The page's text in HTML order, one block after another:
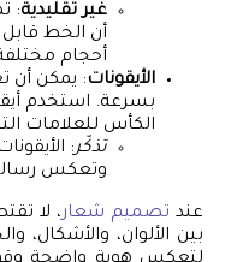
غير تقليدية:
أن الخط
أحجام
الأيقونات: يمكن أن
بسرعة. استخدم
الكأس للعلامات
تذكّر:
وتعكس
عند تصميم شعار، لا
بين الألوان، والأشكال،